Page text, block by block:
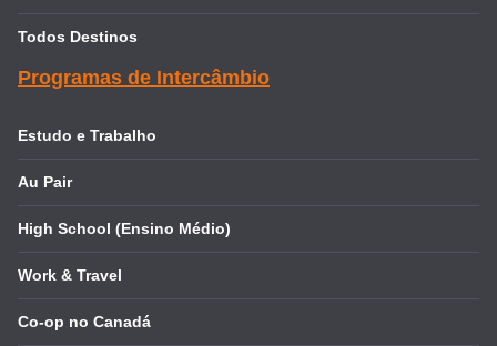
Todos Destinos
Programas de Intercâmbio
Estudo e Trabalho
Au Pair
High School (Ensino Médio)
Work & Travel
Co-op no Canadá